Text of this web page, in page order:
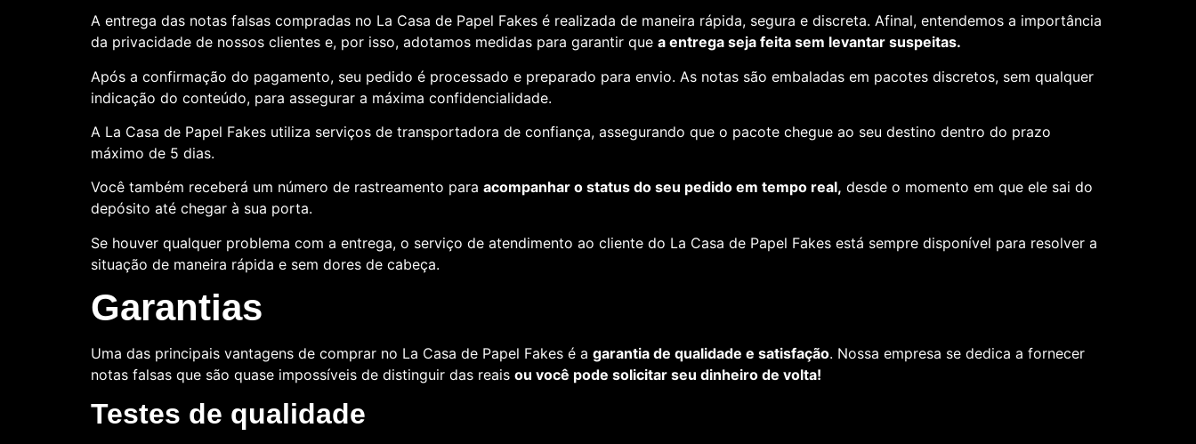
A entrega das notas falsas compradas no La Casa de Papel Fakes é realizada de maneira rápida, segura e discreta. Afinal, entendemos a importância
da privacidade de nossos clientes e, por isso, adotamos medidas para garantir que a entrega seja feita sem levantar suspeitas.
Após a confirmação do pagamento, seu pedido é processado e preparado para envio. As notas são embaladas em pacotes discretos, sem qualquer
indicação do conteúdo, para assegurar a máxima confidencialidade.
A La Casa de Papel Fakes utiliza serviços de transportadora de confiança, assegurando que o pacote chegue ao seu destino dentro do prazo
máximo de 5 dias.
Você também receberá um número de rastreamento para acompanhar o status do seu pedido em tempo real, desde o momento em que ele sai do
depósito até chegar à sua porta.
Se houver qualquer problema com a entrega, o serviço de atendimento ao cliente do La Casa de Papel Fakes está sempre disponível para resolver a
situação de maneira rápida e sem dores de cabeça.
Garantias
Uma das principais vantagens de comprar no La Casa de Papel Fakes é a garantia de qualidade e satisfação. Nossa empresa se dedica a fornecer
notas falsas que são quase impossíveis de distinguir das reais ou você pode solicitar seu dinheiro de volta!
Testes de qualidade